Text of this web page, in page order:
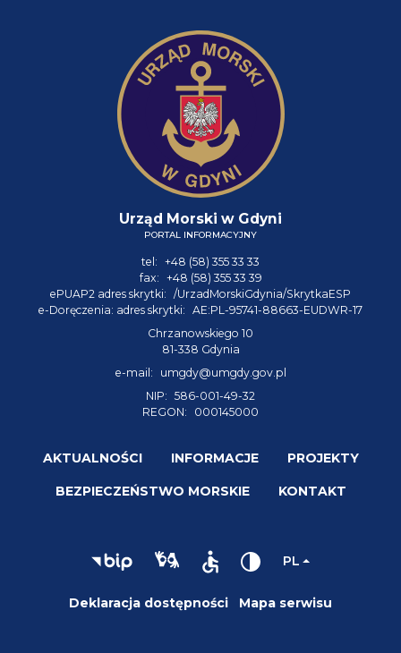
Urząd Morski w Gdyni
PORTAL INFORMACYJNY
tel: +48 (58) 355 33 33
fax: +48 (58) 355 33 39
ePUAP2 adres skrytki: /UrzadMorskiGdynia/SkrytkaESP
e-Doręczenia: adres skrytki: AE:PL-95741-88663-EUDWR-17
Chrzanowskiego 10
81-338 Gdynia
e-mail:
umgdy@umgdy.gov.pl
NIP: 586-001-49-32
REGON:
000145000
AKTUALNOŚCI INFORMACJE PROJEKTY
BEZPIECZEŃSTWO MORSKIE KONTAKT
PL
Deklaracja dostępności Mapa serwisu